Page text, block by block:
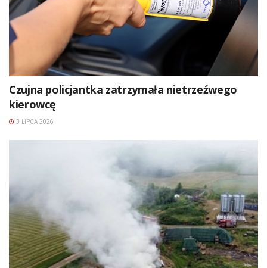
Czujna policjantka zatrzymała nietrzeźwego
kierowcę
3 LIPCA 2026